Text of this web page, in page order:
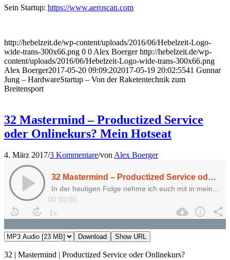
Sein Startup: https://www.aeroscan.com
http://hebelzeit.de/wp-content/uploads/2016/06/Hebelzeit-Logo-
wide-trans-300x66.png 0 0 Alex Boerger http://hebelzeit.de/wp-
content/uploads/2016/06/Hebelzeit-Logo-wide-trans-300x66.png
Alex Boerger2017-05-20 09:09:202017-05-19 20:02:5541 Gunnar
Jung – HardwareStartup – Von der Raketentechnik zum
Breitensport
32 Mastermind – Productized Service
oder Onlinekurs? Mein Hotseat
4. März 2017/3 Kommentare/vonAlex Boerger
Download Show URL
32 | Mastermind | Productized Service oder Onlinekurs?